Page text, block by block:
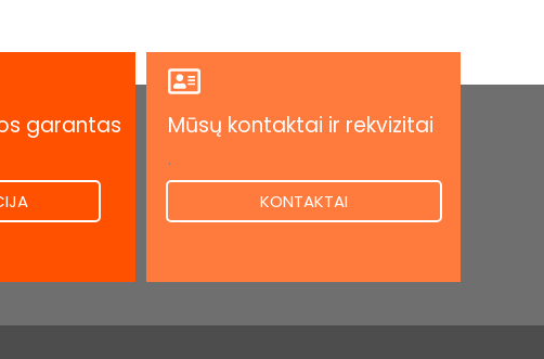
garantas Mūsų kontaktai ir rekvizitai
.
KONTAKTAI